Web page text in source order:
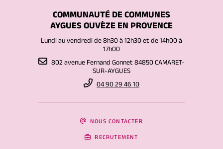
COMMUNAUTÉ DE COMMUNES
AYGUES OUVÈZE EN PROVENCE
Lundi au vendredi de 8h30 à 12h30 et de 14h00 à
17h00
802 avenue Fernand Gonnet 84850 CAMARET-
SUR-AYGUES
04 90 29 46 10
NOUS CONTACTER
RECRUTEMENT